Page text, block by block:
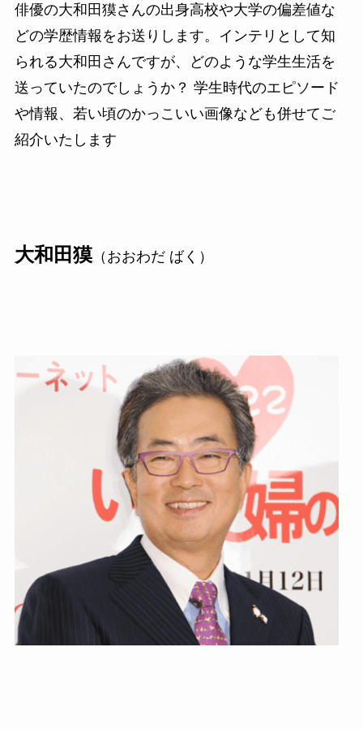
俳優の大和田獏さんの出身高校や大学の偏差値な
どの学歴情報をお送りします。インテリとして知
られる大和田さんですが、どのような学生生活を
送っていたのでしょうか？ 学生時代のエピソード
や情報、若い頃のかっこいい画像なども併せてご
紹介いたします
大和田獏（おおわだ ばく）